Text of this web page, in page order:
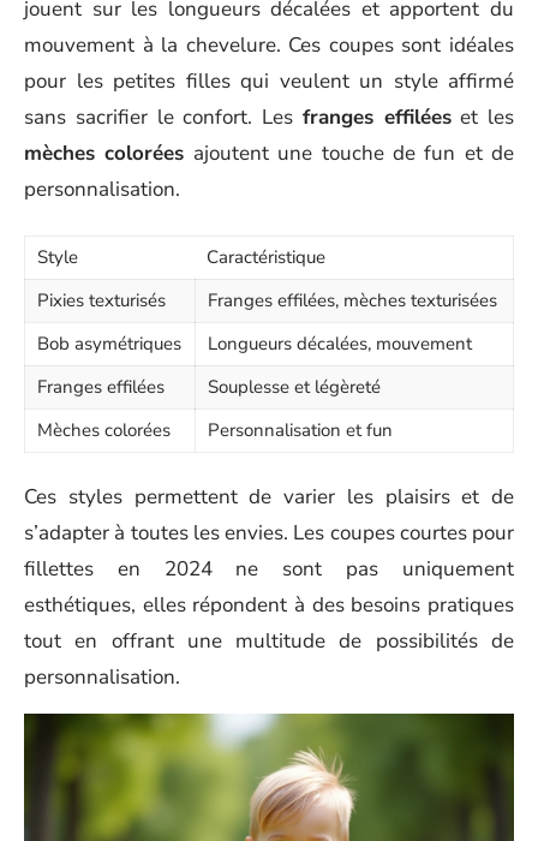
jouent sur les longueurs décalées et apportent du
mouvement à la chevelure. Ces coupes sont idéales
pour les petites filles qui veulent un style affirmé
sans sacrifier le confort. Les franges effiléeset les
mèches colorées ajoutent une touche de fun et de
personnalisation.
Style
Caractéristique
Pixies texturisés
Franges effilées, mèches texturisées
Bob asymétriques
Longueurs décalées, mouvement
Franges effilées
Souplesse et légèreté
Mèches colorées
Personnalisation et fun
Ces styles permettent de varier les plaisirs et de
s’adapter à toutes les envies. Les coupes courtes pour
fillettes en 2024 ne sont pas uniquement
esthétiques, elles répondent à des besoins pratiques
tout en offrant une multitude de possibilités de
personnalisation.